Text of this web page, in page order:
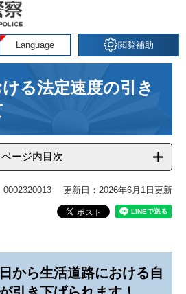
Language 閲覧補助
る法定速度の引き
ページ内目次
0002320013 更新日：2026年6月1日更新
から生活道路における自